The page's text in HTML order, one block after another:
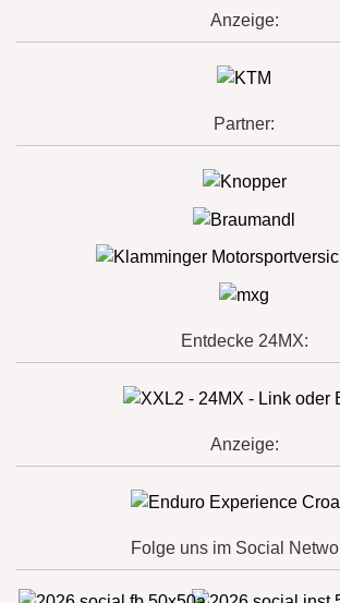
Anzeige:
Partner:
Entdecke 24MX:
Anzeige:
Folge uns im Social